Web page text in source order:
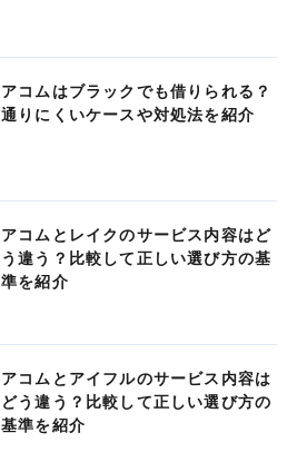
アコムはブラックでも借りられる？
通りにくいケースや対処法を紹介
アコムとレイクのサービス内容はど
う違う？比較して正しい選び方の基
準を紹介
アコムとアイフルのサービス内容は
どう違う？比較して正しい選び方の
基準を紹介